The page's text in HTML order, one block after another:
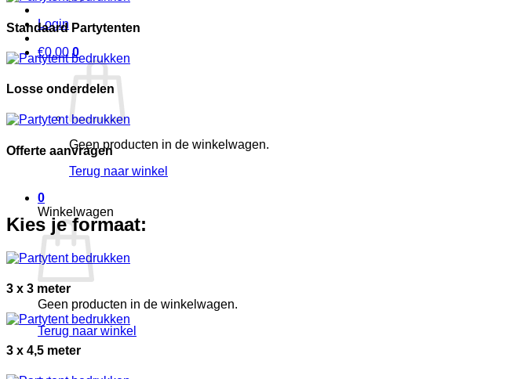
Login
€0.00 0
Geen producten in de winkelwagen.
Terug naar winkel
0
Winkelwagen
Geen producten in de winkelwagen.
Terug naar winkel
Standaard Partytenten
Losse onderdelen
Offerte aanvragen
Kies je formaat:
3 x 3 meter
3 x 4,5 meter